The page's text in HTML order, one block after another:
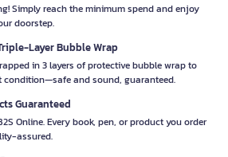
Simply reach the minimum spend and enjoy
doorstep.
Layer Bubble Wrap
in 3 layers of protective bubble wrap to
condition—safe and sound, guaranteed.
Guaranteed
Online. Every book, pen, or product you order
assured.